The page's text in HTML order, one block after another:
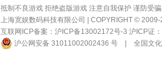
抵制不良游戏 拒绝盗版游戏 注意自我保护 谨防受
上海宽娱数码科技有限公司 | COPYRIGHT ©
互联网ICP备案： 沪ICP备13002172号-3 沪ICP证
沪公网安备 31011002002436 号
全国文